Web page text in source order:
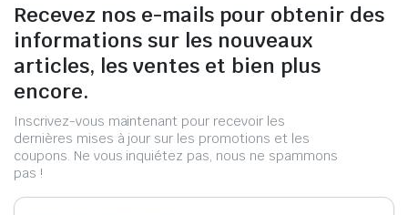
Recevez nos e-mails pour obtenir des
informations sur les nouveaux
articles, les ventes et bien plus
encore.
Inscrivez-vous maintenant pour recevoir les
dernières mises à jour sur les promotions et les
coupons. Ne vous inquiétez pas, nous ne spammons
pas !